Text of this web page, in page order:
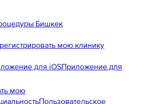
Бишкек
мою клинику
для iOSПриложение для
мою
Пользовательское